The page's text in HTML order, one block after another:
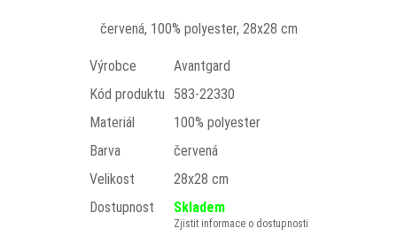
červená, 100% polyester, 28x28 cm
Výrobce
Avantgard
Kód produktu
583-22330
Materiál
100% polyester
Barva
červená
Velikost
28x28 cm
Dostupnost
Skladem
Zjistit informace o dostupnosti